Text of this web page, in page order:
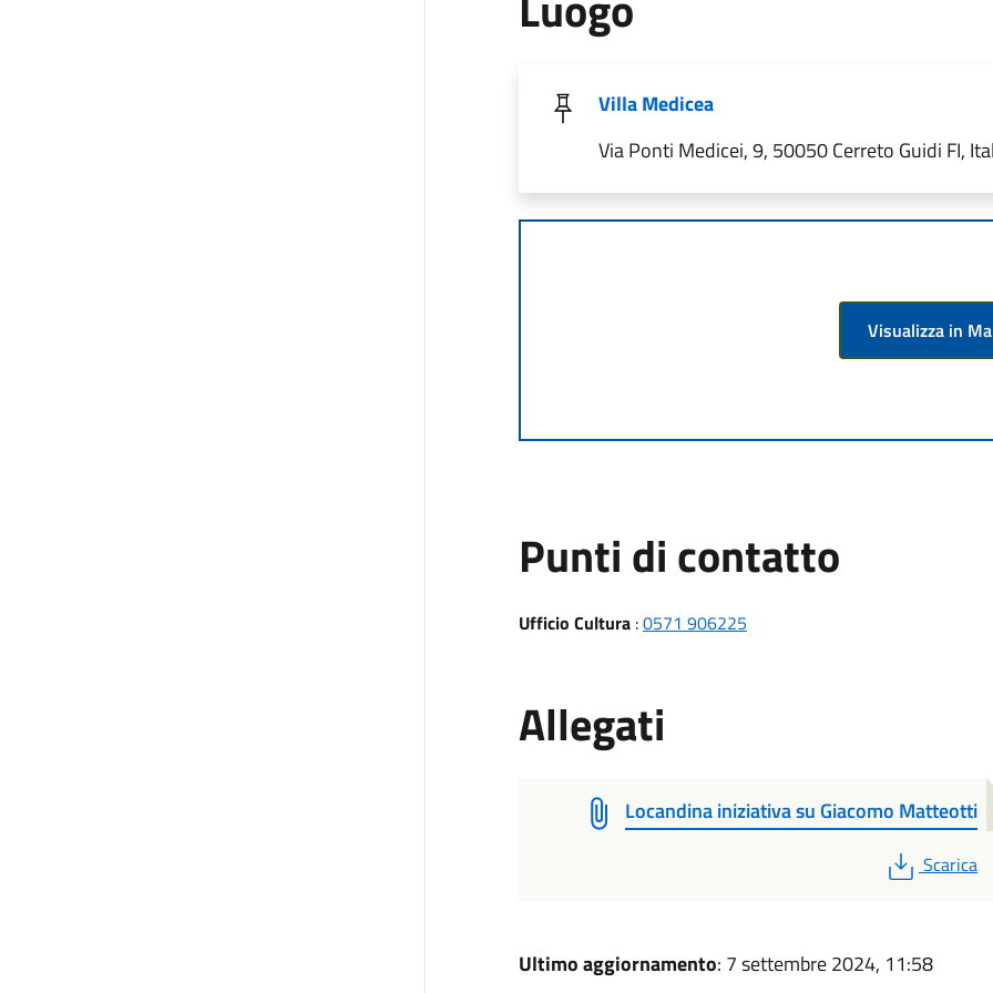
Villa Medicea
Via Ponti Medicei, 9, 50050 Cerreto Guidi FI,
Visualizza in
Punti di contatto
Ufficio Cultura:0571 906225
Allegati
Locandina iniziativa su Giacomo Matteotti
PDF
Scarica
Ultimo aggiornamento: 7 settembre 2024, 11:58